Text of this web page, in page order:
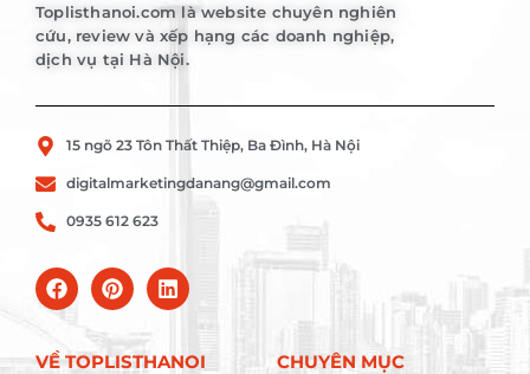
Toplisthanoi.com là website chuyên nghiên
cứu, review và xếp hạng các doanh nghiệp,
dịch vụ tại Hà Nội.
15 ngõ 23 Tôn Thất Thiệp, Ba Đình, Hà Nội
digitalmarketingdanang@gmail.com
0935 612 623
VỀ TOPLISTHANOI CHUYÊN MỤC